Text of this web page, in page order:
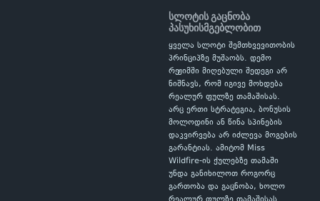
სლოტის გაცნობა
პასუხისმგებლობით
ყველა სლოტი შემთხვევითობის
პრინციპზე მუშაობს. დემო
რეჟიმში მიღებული შედეგი არ
ნიშნავს, რომ იგივე მოხდება
რეალურ ფულზე თამაშისას.
არც ერთი სტრატეგია, ბონუსის
მოლოდინი ან წინა სპინების
დაკვირვება არ იძლევა მოგების
გარანტიას. ამიტომ Miss
Wildfire-ის ქულებზე თამაში
უნდა განიხილოთ როგორც
გართობა და გაცნობა, ხოლო